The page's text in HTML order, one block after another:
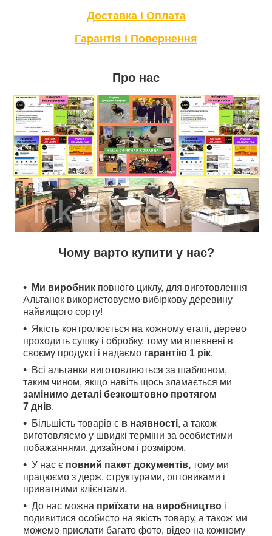
Доставка і Оплата
Гарантія і Повернення
Про нас
Чому варто купити у нас?
Ми виробник повного циклу, для виготовлення
Альтанок використовуємо вибіркову деревину
найвищого сорту!
Якість контролюється на кожному етапі, дерево
проходить сушку і обробку, тому ми впевнені в
своєму продукті і надаємо гарантію 1 рік.
Всі альтанки виготовляються за шаблоном,
таким чином, якщо навіть щось зламається ми
замінимо деталі безкоштовно протягом
7 днів.
Більшість товарів є в наявності, а також
виготовляємо у швидкі терміни за особистими
побажаннями, дизайном і розміром.
У нас є повний пакет документів, тому ми
працюємо з держ. структурами, оптовиками і
приватними клієнтами.
До нас можна приїхати на виробництво і
подивитися особисто на якість товару, а також ми
можемо прислати багато фото, відео на кожному